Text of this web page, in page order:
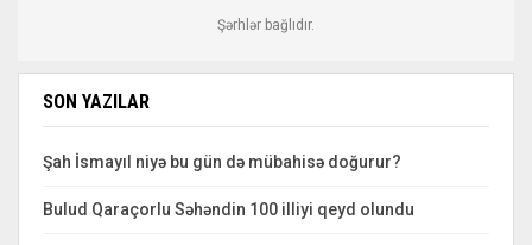
Şərhlər bağlıdır.
SON YAZILAR
Şah İsmayıl niyə bu gün də mübahisə doğurur?
Bulud Qaraçorlu Səhəndin 100 illiyi qeyd olundu